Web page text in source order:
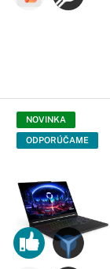
NOVINKA
ODPORÚČAME